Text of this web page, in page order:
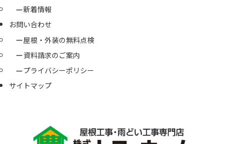
新着情報
お問い合わせ
屋根・外装の無料点検
資料請求のご案内
プライバシーポリシー
サイトマップ